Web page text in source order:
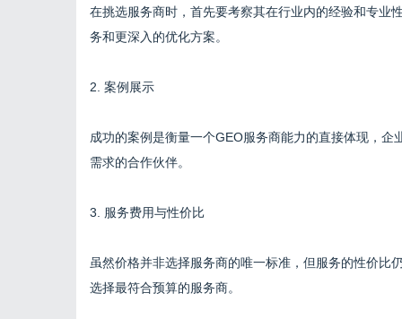
在挑选服务商时，首先要考察其在行业内的经验和专业
务和更深入的优化方案。
2. 案例展示
成功的案例是衡量一个GEO服务商能力的直接体现，
需求的合作伙伴。
3. 服务费用与性价比
虽然价格并非选择服务商的唯一标准，但服务的性价比
选择最符合预算的服务商。